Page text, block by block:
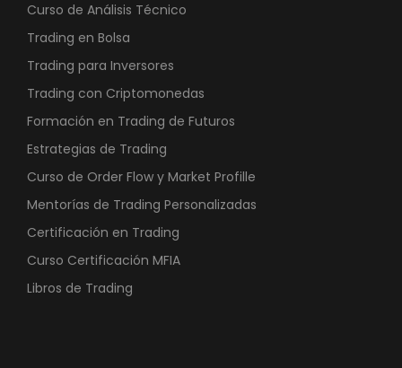
Curso de Análisis Técnico
Trading en Bolsa
Trading para Inversores
Trading con Criptomonedas
Formación en Trading de Futuros
Estrategias de Trading
Curso de Order Flow y Market Profille
Mentorías de Trading Personalizadas
Certificación en Trading
Curso Certificación MFIA
Libros de Trading